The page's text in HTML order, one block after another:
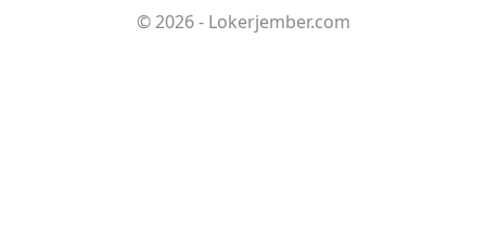
© 2026 - Lokerjember.com